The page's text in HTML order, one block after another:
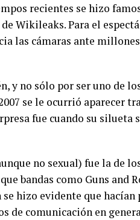
recientes se hizo
Wikileaks. Para el
las cámaras ante
y no sólo por ser uno de
se le ocurrió aparecer
fue cuando su
no sexual) fue la de
bandas como Guns and
hizo evidente que hacían
de comunicación en